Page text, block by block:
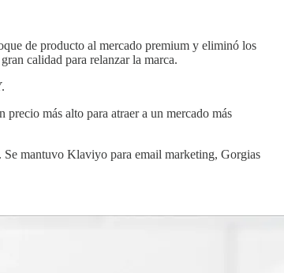
de producto al mercado premium y eliminó los
calidad para relanzar la marca.
más alto para atraer a un mercado más
Se mantuvo Klaviyo para email marketing, Gorgias